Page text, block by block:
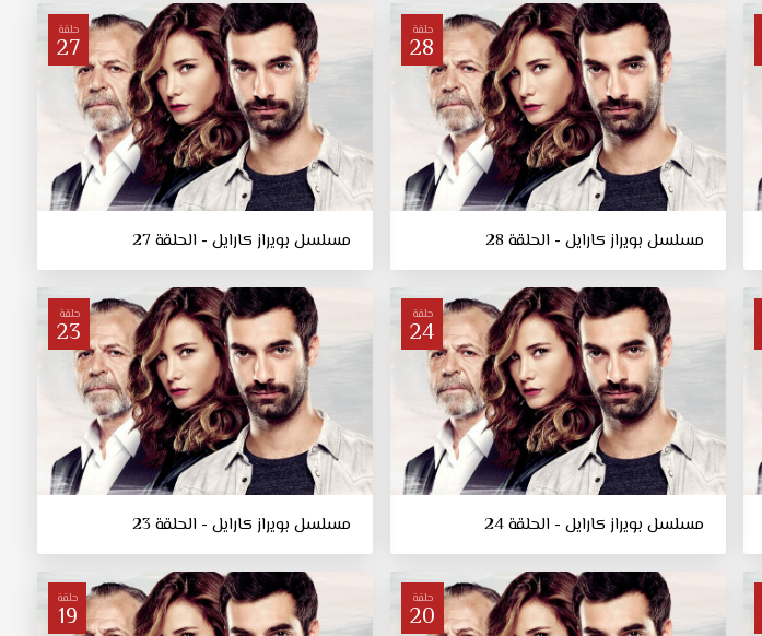
حلقة
28
مسلسل بويراز كارايل - الحلقة 28
حلقة
27
مسلسل بويراز كارايل - الحلقة 27
حلقة
24
مسلسل بويراز كارايل - الحلقة 24
حلقة
23
مسلسل بويراز كارايل - الحلقة 23
حلقة
20
حلقة
19